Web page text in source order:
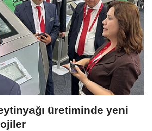
üretiminde yeni